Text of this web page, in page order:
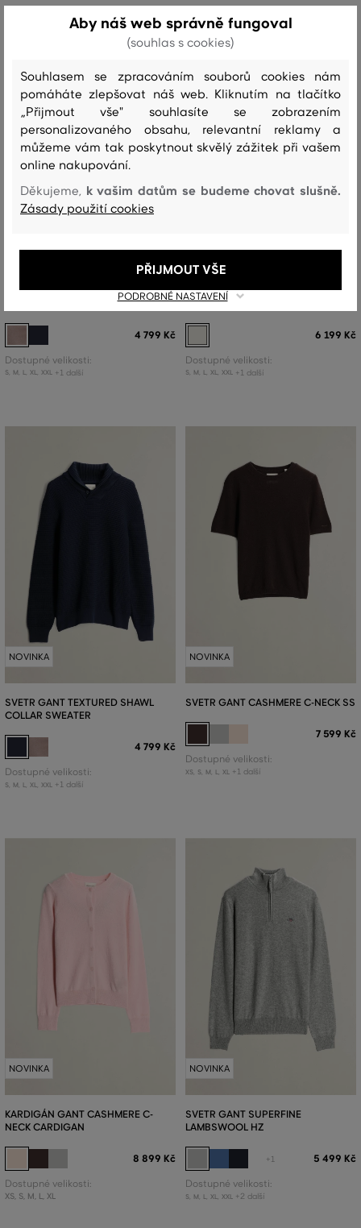
SVETR GANT TEXTURED SHAWL
4 799 Kč
Dostupné velikosti:
S, M L, XL, XXL +1 další
SVETR GANT WOOL BLEND CABLE
KNIT HALF ZIP
6 199 Kč
Dostupné velikosti:
S, M L, XL, XXL +1 další
NOVINKA
SVETR GANT TEXTURED SHAWL
COLLAR SWEATER
4 799 Kč
Dostupné velikosti:
S, M L XL XXL +1 další
NOVINKA
SVETR GANT CASHMERE C-NECK SS
7 599 Kč
Dostupné velikosti:
XS, S, M L XL +1 další
NOVINKA
KARDIGÁN GANT CASHMERE C-
NECK CARDIGAN
8 899 Kč
Dostupné velikosti:
XS, S, M, L, XL
NOVINKA
SVETR GANT SUPERFINE
LAMBSWOOL HZ
+1 5 499 Kč
Dostupné velikosti:
S, M L XL XXL +2 další
Aby náš web správně fungoval
(souhlas s cookies)
Souhlasem se zpracováním souborů cookies nám
pomáháte zlepšovat náš web. Kliknutím na tlačítko
„Přijmout vše" souhlasíte se zobrazením
personalizovaného obsahu, relevantní reklamy a
můžeme vám tak poskytnout skvělý zážitek při vašem
online nakupování.
Děkujeme, k vašim datům se budeme chovat slušně.
Zásady použití cookies
PODROBNÉ NASTAVENÍ
PŘIJMOUT VŠE